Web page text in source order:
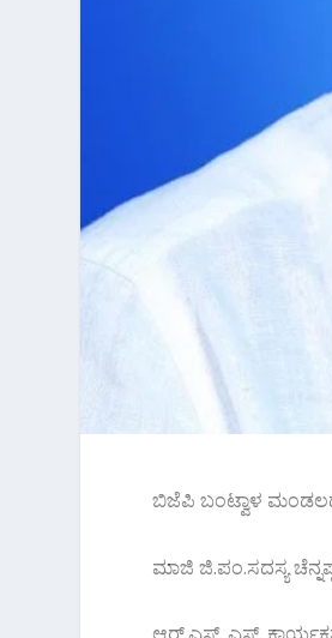
ಬಿಜೆಪಿ ಬಂಟ್ವಾಳ ಮಂಡಲದ
ಮಾಜಿ ಜಿ.ಪಂ.ಸದಸ್ಯ